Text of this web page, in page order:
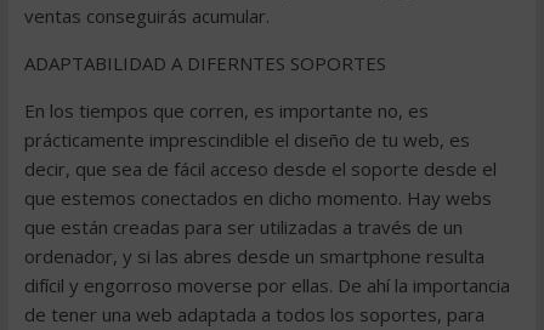
ventas conseguirás acumular.
ADAPTABILIDAD A DIFERNTES SOPORTES
En los tiempos que corren, es importante no, es
prácticamente imprescindible el diseño de tu web, es
decir, que sea de fácil acceso desde el soporte desde el
que estemos conectados en dicho momento. Hay webs
que están creadas para ser utilizadas a través de un
ordenador, y si las abres desde un smartphone resulta
difícil y engorroso moverse por ellas. De ahí la importancia
de tener una web adaptada a todos los soportes, para